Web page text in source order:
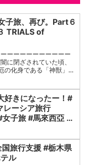
子旅、再び。Part６
TRIALS of
ーーーーーーーーーー
に閉ざされていた頃、
の化身である「神獣」を
好きになったー！#
レーシア旅行
子旅 #馬來西亞 #
支援 #栃木県
ル